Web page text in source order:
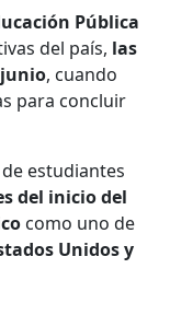
Pública
del país, las
, cuando
para concluir
estudiantes
del inicio del
como uno de
Unidos y